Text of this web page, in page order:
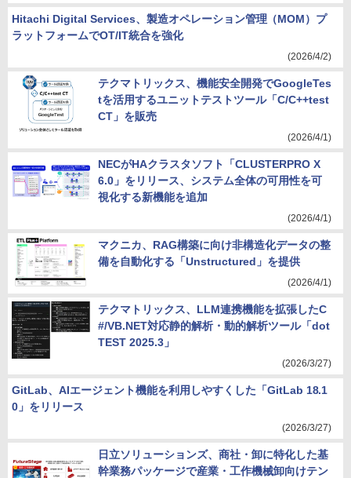
Hitachi Digital Services、製造オペレーション管理（MOM）プ
ラットフォームでOT/IT統合を強化
(2026/4/2)
テクマトリックス、機能安全開発でGoogleTes
tを活用するユニットテストツール「C/C++test
CT」を販売
(2026/4/1)
NECがHAクラスタソフト「CLUSTERPRO X
6.0」をリリース、システム全体の可用性を可
視化する新機能を追加
(2026/4/1)
マクニカ、RAG構築に向け非構造化データの整
備を自動化する「Unstructured」を提供
(2026/4/1)
テクマトリックス、LLM連携機能を拡張したC
#/VB.NET対応静的解析・動的解析ツール「dot
TEST 2025.3」
(2026/3/27)
GitLab、AIエージェント機能を利用しやすくした「GitLab 18.1
0」をリリース
(2026/3/27)
日立ソリューションズ、商社・卸に特化した基
幹業務パッケージで産業・工作機械卸向けテン